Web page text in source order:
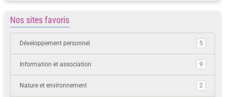
Nos sites favoris
Développement personnel 5
Information et association 9
Nature et environnement 2